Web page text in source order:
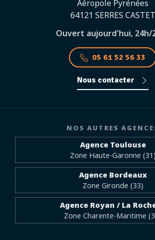
Aéropole Pyrénées
64121 SERRES CASTET
Ouvert aujourd'hui, 24h/
05 61 52 56 33
Nous contacter
NOS AUTRES
Agence Toulouse
Zone Haute-Garonne (31)
Agence Bordeaux
Zone Gironde (33)
Agence Royan / La
Zone Charente-Maritime